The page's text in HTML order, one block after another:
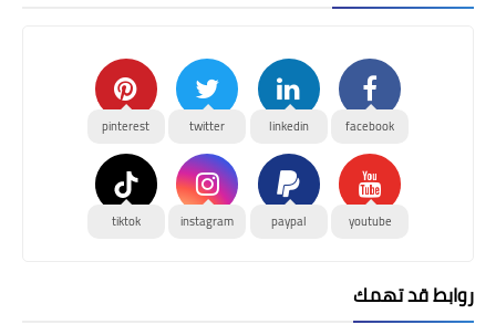
facebook
linkedin
twitter
pinterest
youtube
paypal
instagram
tiktok
روابط قد تهمك